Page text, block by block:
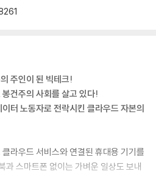
주인이 된 빅테크!
건주의 사회를 살고 있다!
터 노동자로 전락시킨 클라우드 자본의
라우드 서비스와 연결된 휴대용 기기를
과 스마트폰 없이는 가벼운 일상도 보내